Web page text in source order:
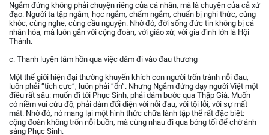
Ngắm đứng không phải chuyện riêng của cá nhân, mà là chuyện của cả xứ
đạo. Người ta tập ngắm, học ngắm, chấm ngắm, chuẩn bị nghi thức, cùng
khóc, cùng nghe, cùng cầu nguyện. Nhờ đó, đời sống đức tin không bị cá
nhân hóa, mà luôn gắn với cộng đoàn, với giáo xứ, với gia đình lớn là Hội
Thánh.
c. Thanh luyện tâm hồn qua việc dám đi vào đau thương
Một thế giới hiện đại thường khuyến khích con người trốn tránh nỗi đau,
luôn phải “tích cực”, luôn phải “ổn”. Nhưng Ngắm đứng dạy người Việt một
điều rất sâu: muốn đi tới Phục Sinh, phải dám bước qua Thập Giá. Muốn
có niềm vui cứu độ, phải dám đối diện với nỗi đau, với tội lỗi, với sự mất
mát. Nhờ đó, nó mang lại một hình thức chữa lành tập thể rất đặc biệt:
cộng đoàn không trốn nỗi buồn, mà cùng nhau đi qua bóng tối để chờ ánh
sáng Phục Sinh.